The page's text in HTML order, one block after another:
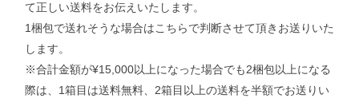
て正しい送料をお伝えいたします。
1梱包で送れそうな場合はこちらで判断させて頂きお送りいた
します。
※合計金額が¥15,000以上になった場合でも2梱包以上になる
際は、1箱目は送料無料、2箱目以上の送料を半額でお送りい